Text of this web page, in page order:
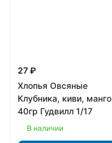
27 ₽
Хлопья Овсяные
Клубника, киви, манго
40гр Гудвилл 1/17
В наличии